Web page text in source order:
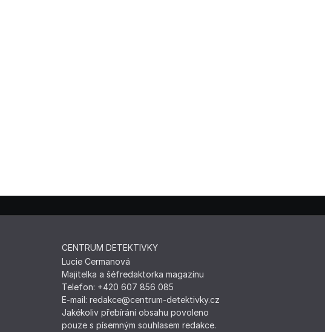
CENTRUM DETEKTIVKY
Lucie Cermanová
Majitelka a šéfredaktorka magazínu
Telefon: +420 607 856 085
E-mail: redakce@centrum-detektivky.cz
Jakékoliv přebírání obsahu povoleno
pouze s písemným souhlasem redakce.